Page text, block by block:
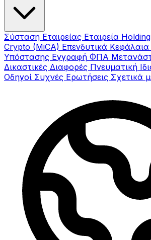
Σύσταση Εταιρείας Εταιρεία
Crypto (MiCA) Επενδυτικά Κεφάλαια
Υπόστασης Εγγραφή ΦΠΑ
Δικαστικές Διαφορές Πνευματική
Οδηγοί Συχνές Ερωτήσεις Σχετικά